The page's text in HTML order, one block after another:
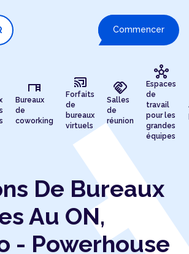
Commencer
desk
Bureaux
de
coworking
cast_connected
Forfaits
de
bureaux
virtuels
handshake
Salles
de
réunion
hub
Espaces
de
travail
pour les
grandes
équipes
De Bureaux
Au ON,
- Powerhouse